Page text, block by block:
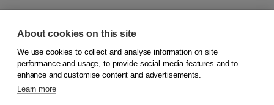
© 2026Koninklijke Boom uitgevers
About cookies on this site
We use cookies to collect and analyse information on site
performance and usage, to provide social media features and to
enhance and customise content and advertisements.
Learn more